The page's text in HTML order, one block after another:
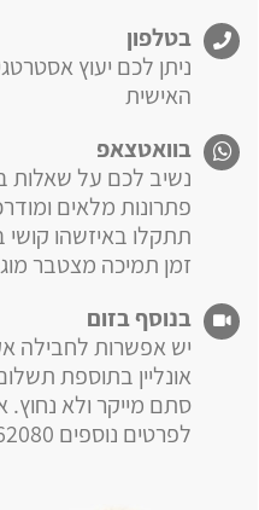
בטלפון
ניתן לכם יעוץ
האישית
בוואטצאפ
נשיב לכם על שאלות
פתרונות מלאים
תתקלו באיזשהו
זמן תמיכה מצטבר
בנוסף בזום
יש אפשרות לחבילה
אונליין בתוספת
סתם מייקר ולא
לפרטים נוספים 0774662080.